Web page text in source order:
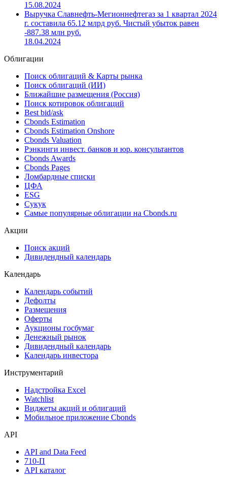
15.08.2024
Выручка Славнефть-Мегионнефтегаз за 1 квартал 2024
г. составила 65.12 млрд руб. Чистый убыток равен
-887.38 млн руб.
18.04.2024
Облигации
Поиск облигаций & Карты рынка
Поиск облигаций (ИИ)
Ближайшие размещения (Россия)
Поиск котировок облигаций
Best bid/ask
Cbonds Estimation
Cbonds Estimation Onshore
Cbonds Valuation
Рэнкинги инвест. банков и юр. консультантов
Cbonds Awards
Cbonds Pages
Ломбардные списки
ЦФА
ESG
Сукук
Самые популярные облигации на Cbonds.ru
Акции
Поиск акций
Дивидендный календарь
Календарь
Календарь событий
Дефолты
Размещения
Оферты
Аукционы госбумаг
Денежный рынок
Дивидендный календарь
Календарь инвестора
Инструментарий
Надстройка Excel
Watchlist
Виджеты акций и облигаций
Мобильное приложение Cbonds
API
API and Data Feed
710-П
API каталог